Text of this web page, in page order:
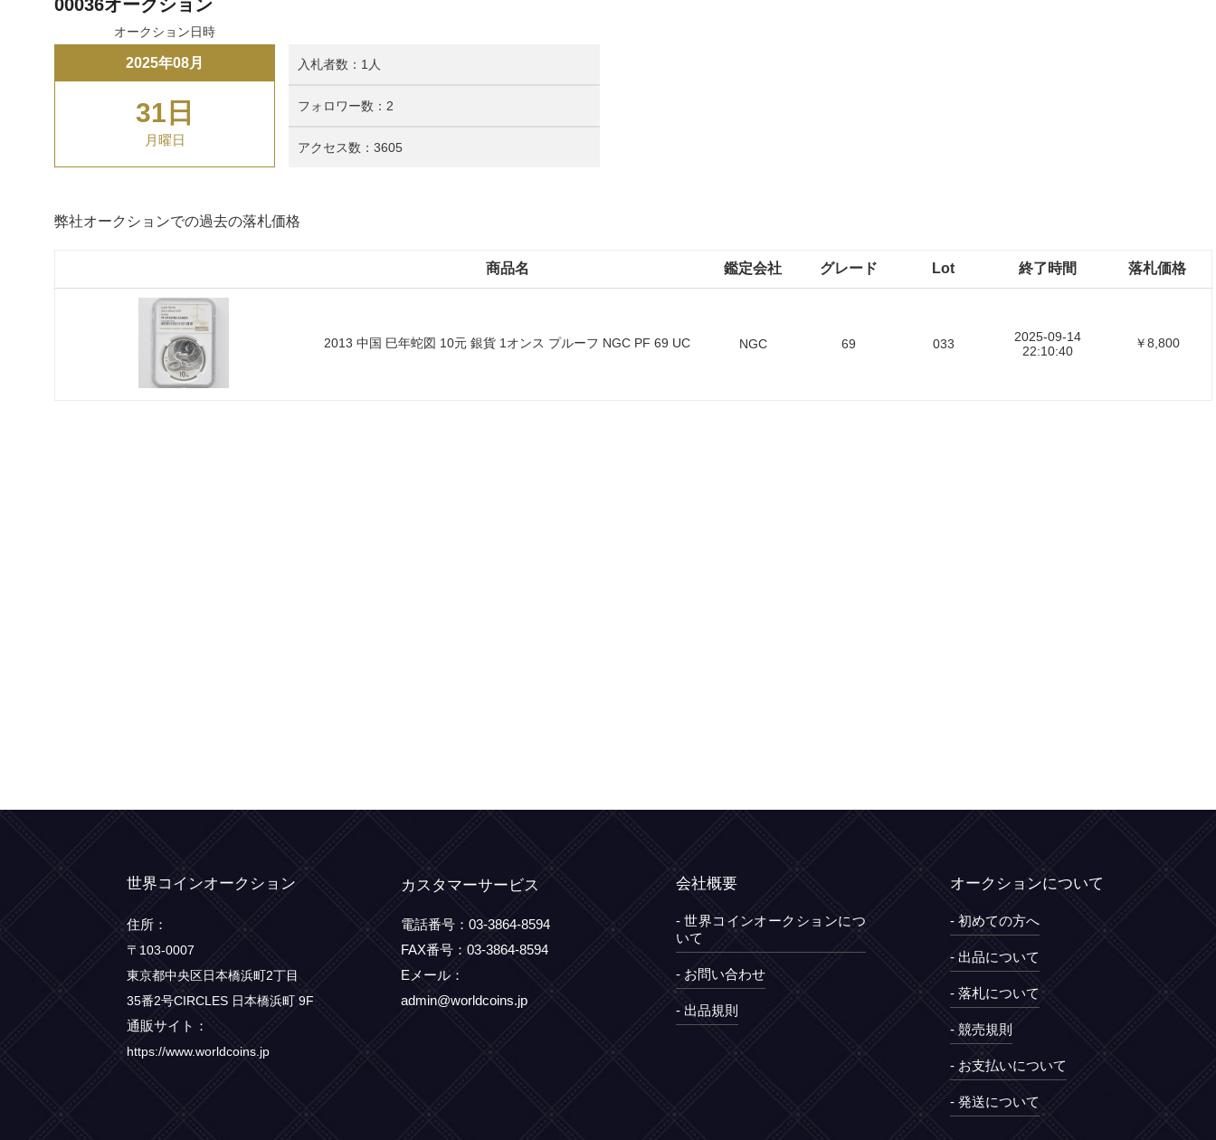
世界コインオークション
住所：
〒103-0007
東京都中央区日本橋浜町2丁目
35番2号CIRCLES 日本橋浜町 9F
通販サイト：
https://www.worldcoins.jp
カスタマーサービス
電話番号：03-3864-8594
FAX番号：03-3864-8594
Eメール：
admin@worldcoins.jp
会社概要
- 世界コインオークションにつ
いて
- お問い合わせ
- 出品規則
オークションについて
- 初めての方へ
- 出品について
- 落札について
- 競売規則
- お支払いについて
- 発送について